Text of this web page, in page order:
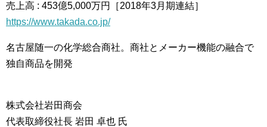
売上高 : 453億5,000万円［2018年3月期連結］
https://www.takada.co.jp/
名古屋随一の化学総合商社。商社とメーカー機能の融合で
独自商品を開発
株式会社岩田商会
代表取締役社長 岩田 卓也 氏